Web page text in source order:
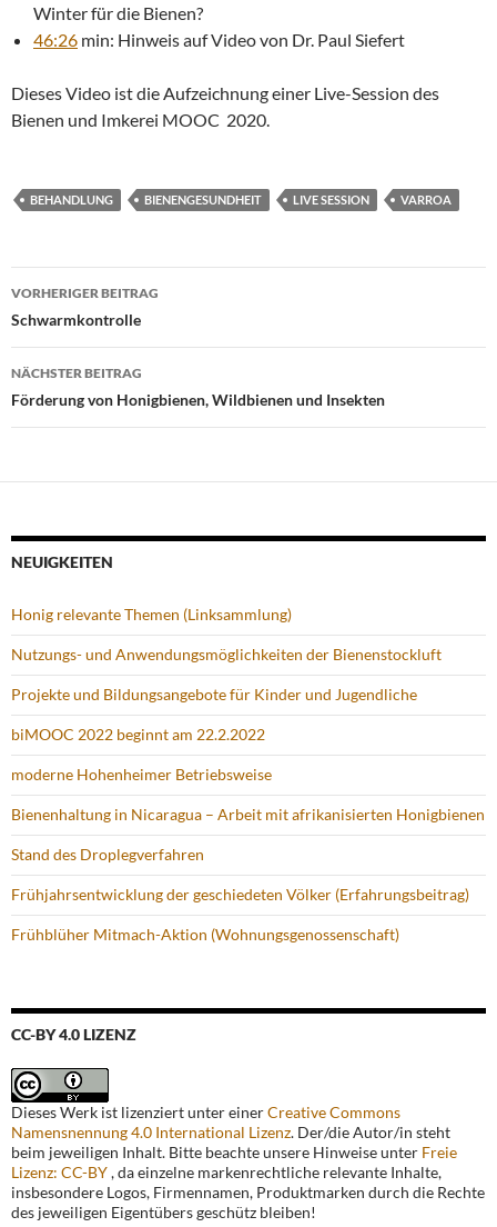
Winter für die Bienen?
46:26 min: Hinweis auf Video von Dr. Paul Siefert
Dieses Video ist die Aufzeichnung einer Live-Session des
Bienen und Imkerei MOOC 2020.
BEHANDLUNG BIENENGESUNDHEIT LIVE SESSION VARROA
Beitragsnavigation
VORHERIGER BEITRAG
Schwarmkontrolle
NÄCHSTER BEITRAG
Förderung von Honigbienen, Wildbienen und Insekten
NEUIGKEITEN
Honig relevante Themen (Linksammlung)
Nutzungs- und Anwendungsmöglichkeiten der Bienenstockluft
Projekte und Bildungsangebote für Kinder und Jugendliche
biMOOC 2022 beginnt am 22.2.2022
moderne Hohenheimer Betriebsweise
Bienenhaltung in Nicaragua – Arbeit mit afrikanisierten Honigbienen
Stand des Droplegverfahren
Frühjahrsentwicklung der geschiedeten Völker (Erfahrungsbeitrag)
Frühblüher Mitmach-Aktion (Wohnungsgenossenschaft)
CC-BY 4.0 LIZENZ
Dieses Werk ist lizenziert unter einerCreative Commons
Namensnennung 4.0 International Lizenz. Der/die Autor/in steht
beim jeweiligen Inhalt. Bitte beachte unsere Hinweise unter Freie
Lizenz: CC-BY, da einzelne markenrechtliche relevante Inhalte,
insbesondere Logos, Firmennamen, Produktmarken durch die Rechte
des jeweiligen Eigentübers geschütz bleiben!